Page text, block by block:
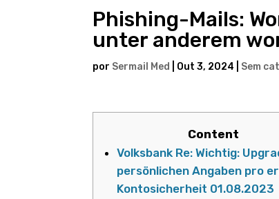
Phishing-Mails:
unter anderem
por Sermail Med Out 3, 2024 Sem
Content
Volksbank Re: Wichtig:
persönlichen Angaben pro
Kontosicherheit 01.08.2023